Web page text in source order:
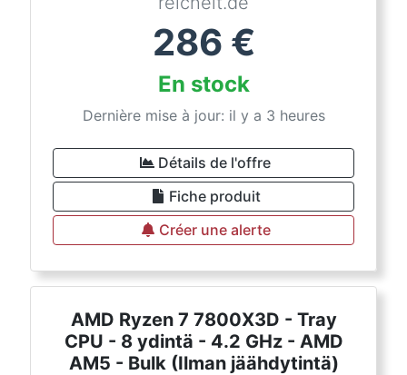
286 €
En stock
Dernière mise à jour: il y a 3 heures
Détails de l'offre
Fiche produit
Créer une alerte
AMD Ryzen 7 7800X3D - Tray
CPU - 8 ydintä - 4.2 GHz - AMD
AM5 - Bulk (Ilman jäähdytintä)